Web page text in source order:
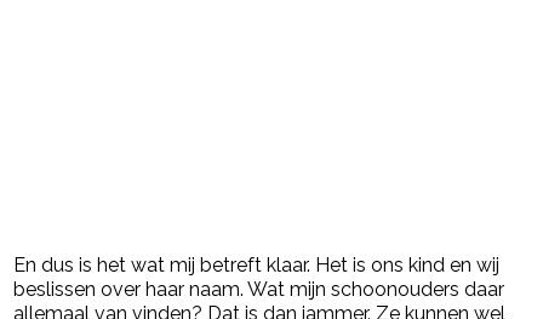
En dus is het wat mij betreft klaar. Het is ons kind en wij
beslissen over haar naam. Wat mijn schoonouders daar
allemaal van vinden? Dat is dan jammer. Ze kunnen wel